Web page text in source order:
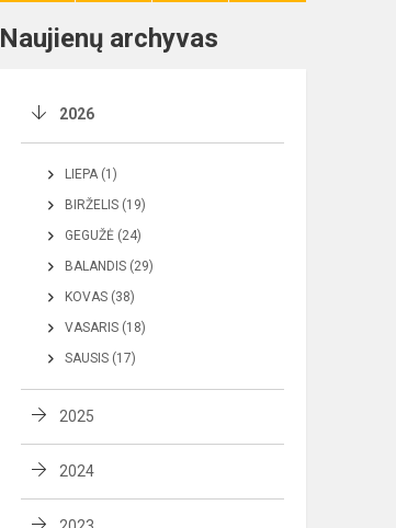
Naujienų archyvas
2026
LIEPA (1)
BIRŽELIS (19)
GEGUŽĖ (24)
BALANDIS (29)
KOVAS (38)
VASARIS (18)
SAUSIS (17)
2025
2024